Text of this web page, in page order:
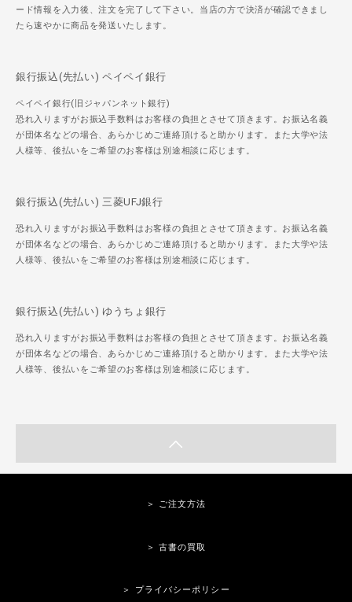
ード情報を入力後、注文を完了して下さい。当店の方で決済が確認できまし
たら速やかに商品を発送いたします。
銀行振込(先払い) ペイペイ銀行
ペイペイ銀行(旧ジャパンネット銀行)
恐れ入りますがお振込手数料はお客様の負担とさせて頂きます。お振込名義
が団体名などの場合、あらかじめご連絡頂けると助かります。また大学や法
人様等、後払いをご希望のお客様は別途相談に応じます。
銀行振込(先払い) 三菱UFJ銀行
恐れ入りますがお振込手数料はお客様の負担とさせて頂きます。お振込名義
が団体名などの場合、あらかじめご連絡頂けると助かります。また大学や法
人様等、後払いをご希望のお客様は別途相談に応じます。
銀行振込(先払い) ゆうちょ銀行
恐れ入りますがお振込手数料はお客様の負担とさせて頂きます。お振込名義
が団体名などの場合、あらかじめご連絡頂けると助かります。また大学や法
人様等、後払いをご希望のお客様は別途相談に応じます。
＞ ご注文方法
＞ 古書の買取
＞ プライバシーポリシー